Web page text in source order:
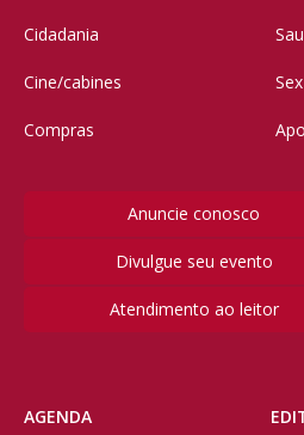
Cidadania
Cine/cabines
Compras
Anuncie conosco
Divulgue seu evento
Atendimento ao leitor
AGENDA